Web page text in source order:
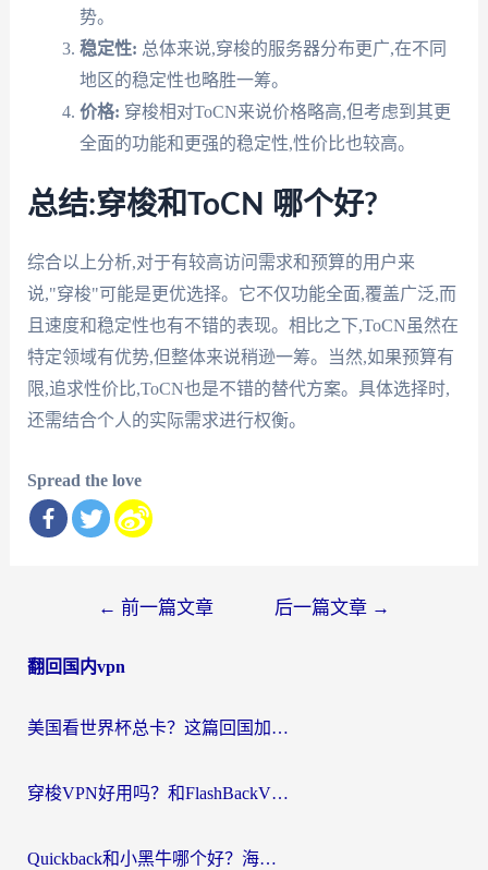
势。
稳定性: 总体来说,穿梭的服务器分布更广,在不同
地区的稳定性也略胜一筹。
价格: 穿梭相对ToCN来说价格略高,但考虑到其更
全面的功能和更强的稳定性,性价比也较高。
总结:穿梭和ToCN 哪个好?
综合以上分析,对于有较高访问需求和预算的用户来
说,"穿梭"可能是更优选择。它不仅功能全面,覆盖广泛,而
且速度和稳定性也有不错的表现。相比之下,ToCN虽然在
特定领域有优势,但整体来说稍逊一筹。当然,如果预算有
限,追求性价比,ToCN也是不错的替代方案。具体选择时,
还需结合个人的实际需求进行权衡。
Spread the love
导
← 前一篇文章 后一篇文章 →
翻回国内vpn
美国看世界杯总卡？这篇回国加速器指南帮你无缝刷国内资源（附苹果手机VPN设置步骤）
穿梭VPN好用吗？和FlashBackVPN对比哪个回国效果更好？
Quickback和小黑牛哪个好？海外党亲测指南，选对回国加速器秒回国内